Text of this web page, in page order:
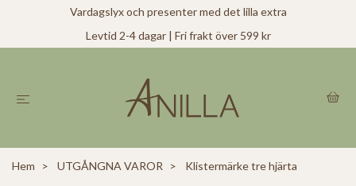
Vardagslyx och presenter med det lilla extra
Levtid 2-4 dagar | Fri frakt över 599 kr
Hem UTGÅNGNA VAROR Klistermärke tre hjärta